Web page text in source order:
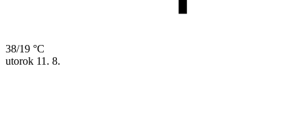
38/19 °C
utorok 11. 8.